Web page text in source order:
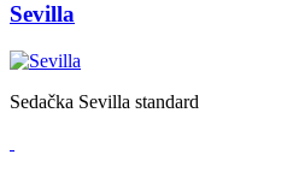
Sevilla
Sedačka Sevilla standard